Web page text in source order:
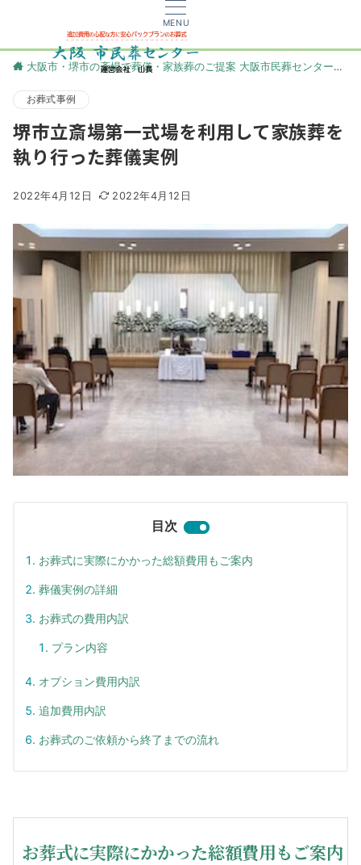
MENU
大阪市・堺市の斎場で葬儀・家族葬のご提案 大阪市民葬センター
お葬式事例
堺市立斎場第一式場を利用して家族葬を
執り行った葬儀実例
2022年4月12日 2022年4月12日
目次
お葬式に実際にかかった総額費用もご案内
葬儀実例の詳細
お葬式の費用内訳
プラン内容
オプション費用内訳
追加費用内訳
お葬式のご依頼から終了までの流れ
お葬式に実際にかかった総額費用もご案内